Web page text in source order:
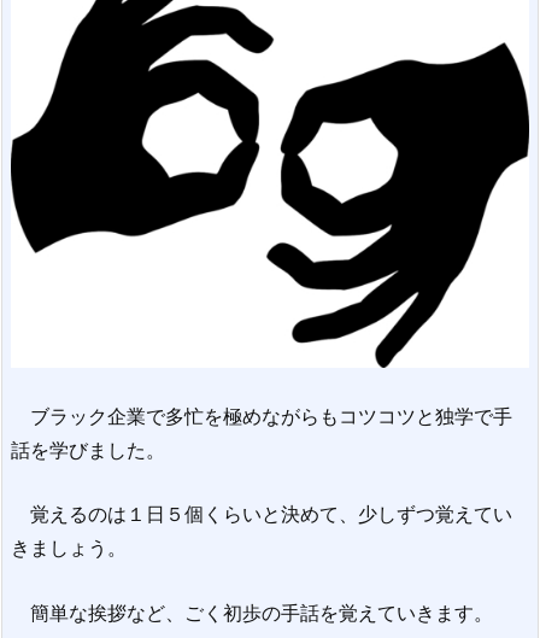
ブラック企業で多忙を極めながらもコツコツと独学で手
話を学びました。
覚えるのは１日５個くらいと決めて、少しずつ覚えてい
きましょう。
簡単な挨拶など、ごく初歩の手話を覚えていきます。